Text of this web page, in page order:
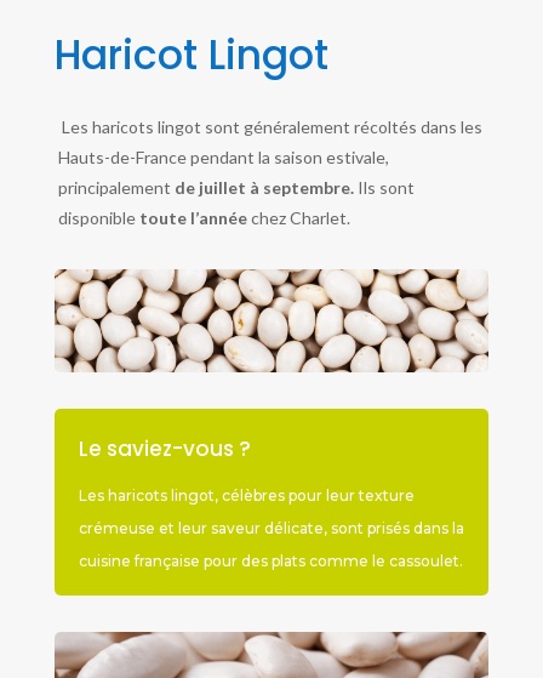
Haricot Lingot
Les haricots lingot sont généralement récoltés dans les
Hauts-de-France pendant la saison estivale,
principalement de juillet à septembre. Ils sont
disponible toute l’annéechez Charlet.
Le saviez-vous ?
Les haricots lingot, célèbres pour leur texture
crémeuse et leur saveur délicate, sont prisés dans la
cuisine française pour des plats comme le cassoulet.